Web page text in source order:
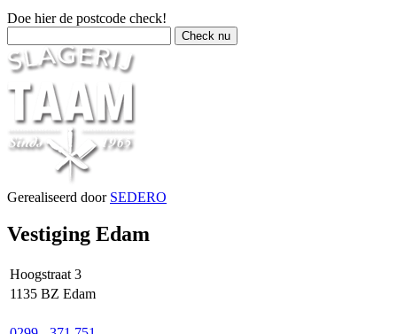
Doe hier de postcode check!
Gerealiseerd door SEDERO
Vestiging Edam
Hoogstraat 3
1135 BZ Edam